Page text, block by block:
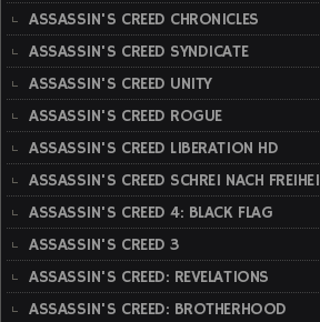
ASSASSIN'S CREED CHRONICLES
ASSASSIN'S CREED SYNDICATE
ASSASSIN'S CREED UNITY
ASSASSIN'S CREED ROGUE
ASSASSIN'S CREED LIBERATION HD
ASSASSIN'S CREED SCHREI NACH
ASSASSIN'S CREED 4: BLACK FLAG
ASSASSIN'S CREED 3
ASSASSIN'S CREED: REVELATIONS
ASSASSIN'S CREED: BROTHERHOOD